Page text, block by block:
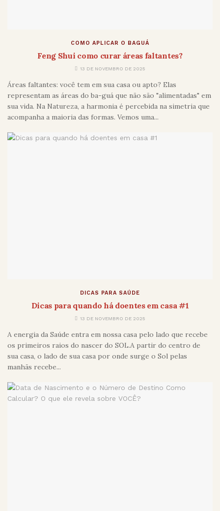
COMO APLICAR O BAGUÁ
Feng Shui como curar áreas faltantes?
13 DE NOVEMBRO DE 2025
Áreas faltantes: você tem em sua casa ou apto? Elas
representam as áreas do ba-guá que não são "alimentadas" em
sua vida. Na Natureza, a harmonia é percebida na simetria que
acompanha a maioria das formas. Vemos uma...
DICAS PARA SAÚDE
Dicas para quando há doentes em casa #1
13 DE NOVEMBRO DE 2025
A energia da Saúde entra em nossa casa pelo lado que recebe
os primeiros raios do nascer do SOL.A partir do centro de
sua casa, o lado de sua casa por onde surge o Sol pelas
manhãs recebe...